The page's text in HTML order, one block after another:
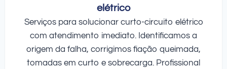
elétrico
Serviços para solucionar curto-circuito elétrico
com atendimento imediato. Identificamos a
origem da falha, corrigimos fiação queimada,
tomadas em curto e sobrecarga. Profissional